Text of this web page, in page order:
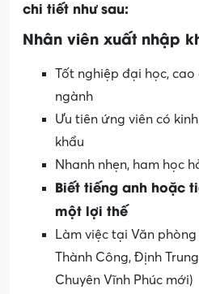
chi tiết như sau:
Nhân viên xuất nhập
Tốt nghiệp đại học,
ngành
Ưu tiên ứng viên có
khẩu
Nhanh nhẹn, ham học
Biết tiếng anh hoặc
một lợi thế
Làm việc tại Văn phòng
Thành Công, Định
Chuyên Vĩnh Phúc mới)